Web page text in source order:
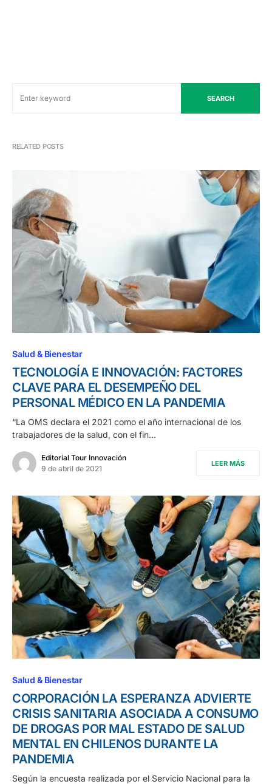
SEARCH
RELATED POSTS
Salud & Bienestar
TECNOLOGÍA E INNOVACIÓN: FACTORES
CLAVE PARA EL DESEMPEÑO DEL
PERSONAL MÉDICO EN LA PANDEMIA
“La OMS declara el 2021 como el año internacional de los
trabajadores de la salud, con el fin…
Editorial Tour Innovación
9 de abril de 2021
LEER MÁS
Salud & Bienestar
CORPORACIÓN LA ESPERANZA ADVIERTE
CRISIS SANITARIA ASOCIADA A CONSUMO
DE DROGAS POR MAL ESTADO DE SALUD
MENTAL EN CHILENOS DURANTE LA
PANDEMIA
Según la encuesta realizada por el Servicio Nacional para la